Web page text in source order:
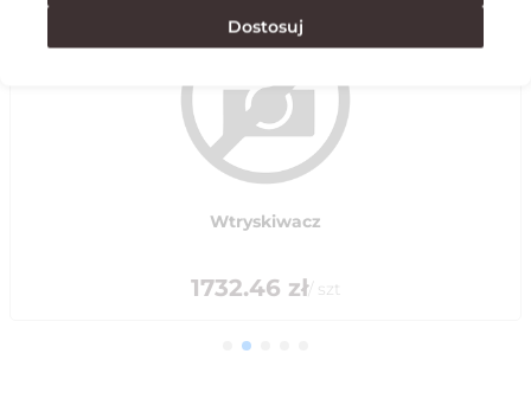
Wtryskiwacz
1732.46 zł/ szt
Dostosuj